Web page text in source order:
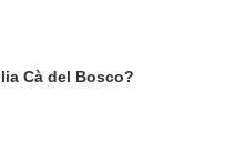
Cà del Bosco?